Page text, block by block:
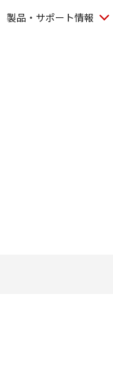
製品・サポート情報